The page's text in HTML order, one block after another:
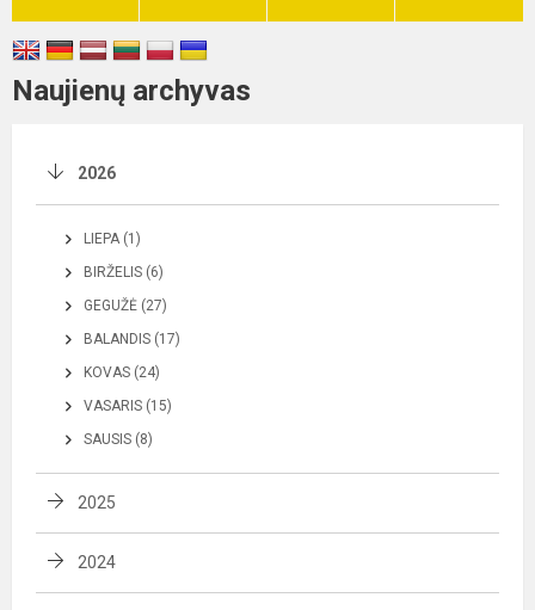
Naujienų archyvas
2026
LIEPA (1)
BIRŽELIS (6)
GEGUŽĖ (27)
BALANDIS (17)
KOVAS (24)
VASARIS (15)
SAUSIS (8)
2025
2024